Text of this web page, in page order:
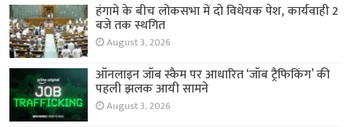
हंगामे के बीच लोकसभा में दो विधेयक पेश, कार्यवाही 2
बजे तक स्थगित
August 3, 2026
ऑनलाइन जॉब स्कैम पर आधारित ‘जॉब ट्रैफिकिंग’ की
पहली झलक आयी सामने
August 3, 2026